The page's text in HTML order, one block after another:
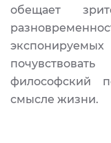
обещает
философский
смысле жизни.